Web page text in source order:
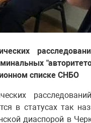
списке СНБО
в статусах так
диаспорой в